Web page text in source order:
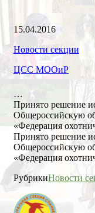
Дата
публикации
15.04.2016
Рубрики
Новости секции
Автор
ЦСС МООиР
…
Принято решение
Общероссийскую
«Федерация
Принято решение
Общероссийскую
«Федерация
РубрикиНовости